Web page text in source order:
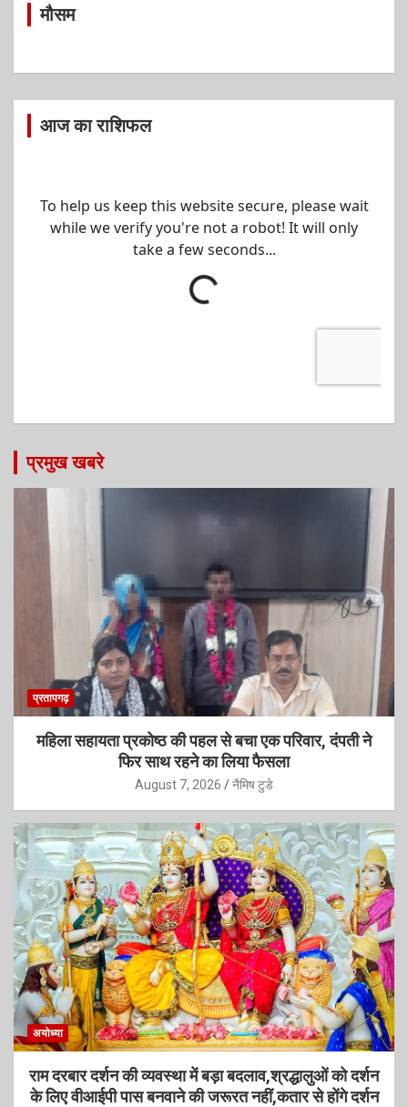
मौसम
आज का राशिफल
प्रमुख खबरे
प्रतापगढ़
महिला सहायता प्रकोष्ठ की पहल से बचा एक परिवार, दंपती ने
फिर साथ रहने का लिया फैसला
August 7, 2026 नैमिष टुडे
अयोध्या
राम दरबार दर्शन की व्यवस्था में बड़ा बदलाव,श्रद्धालुओं को दर्शन
के लिए वीआईपी पास बनवाने की जरूरत नहीं,कतार से होंगे दर्शन